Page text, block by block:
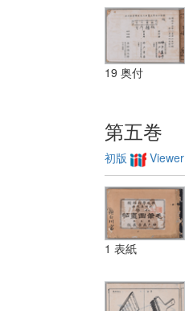
19 奥付
第五巻
初版 Viewer
1 表紙